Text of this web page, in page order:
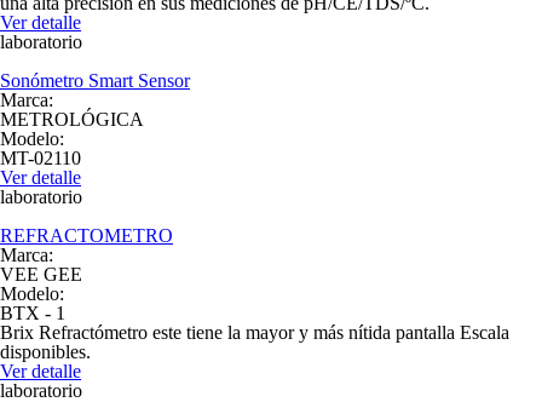
Ver detalle
laboratorio
Sonómetro Smart Sensor
Marca:
METROLÓGICA
Modelo:
MT-02110
Ver detalle
laboratorio
REFRACTOMETRO
Marca:
VEE GEE
Modelo:
BTX - 1
Brix Refractómetro este tiene la mayor y más nítida pantalla Escala
disponibles.
Ver detalle
laboratorio